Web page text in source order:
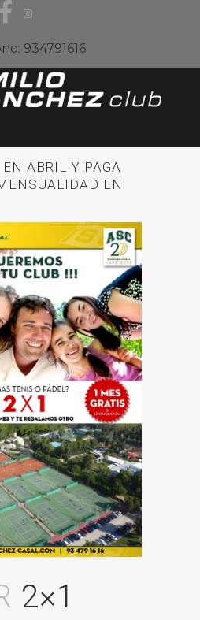
934791616
ABRIL Y PAGA
EN
2×1